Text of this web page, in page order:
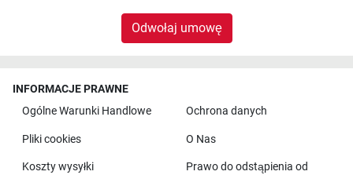
Odwołaj umowę
INFORMACJE PRAWNE
Ogólne Warunki Handlowe
Ochrona danych
Pliki cookies O Nas
Koszty wysyłki
Prawo do odstąpienia od